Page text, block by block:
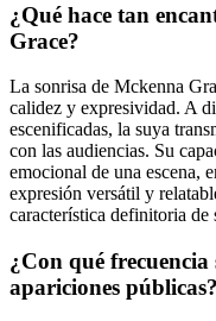
¿Qué hace tan
Grace?
La sonrisa de Mckenna
calidez y expresividad. A
escenificadas, la suya
con las audiencias. Su
emocional de una escena,
expresión versátil y
característica definitoria de
¿Con qué
apariciones públicas?